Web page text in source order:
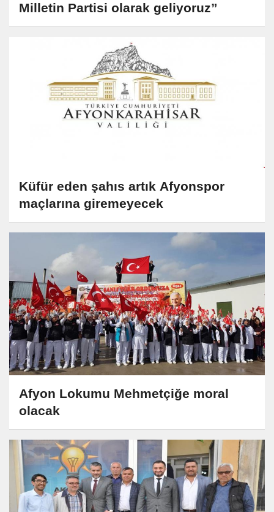
Milletin Partisi olarak geliyoruz”
Küfür eden şahıs artık Afyonspor
maçlarına giremeyecek
Afyon Lokumu Mehmetçiğe moral
olacak